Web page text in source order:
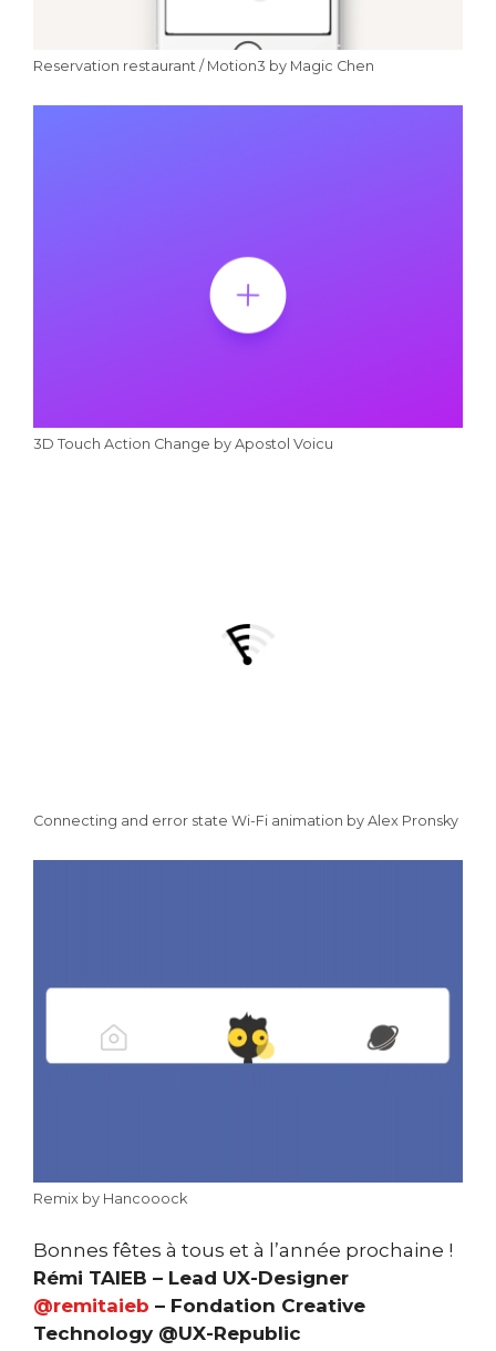
Reservation restaurant / Motion3 by Magic Chen
3D Touch Action Change by Apostol Voicu
Connecting and error state Wi-Fi animation by Alex Pronsky
Remix by Hancooock
Bonnes fêtes à tous et à l’année prochaine !
Rémi TAIEB – Lead UX-Designer
@remitaieb – Fondation Creative
Technology @UX-Republic